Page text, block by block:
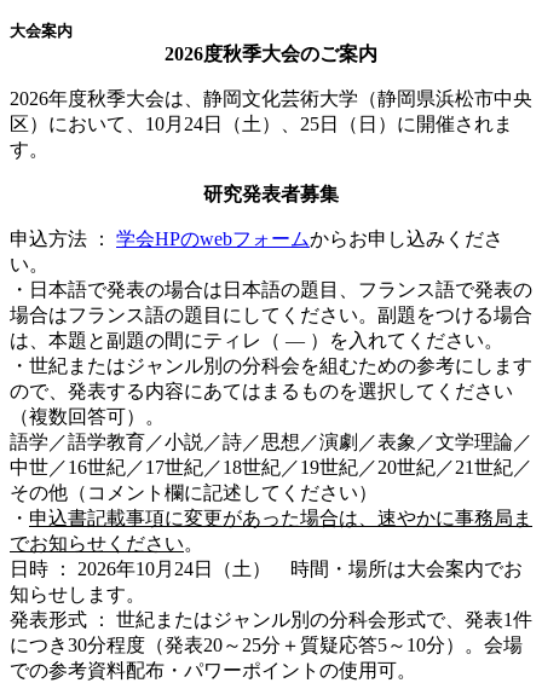
大会案内
2026度秋季大会のご案内
2026年度秋季大会は、静岡文化芸術大学（静岡県浜松市中央
区）において、10月24日（土）、25日（日）に開催されま
す。
研究発表者募集
申込方法 ： 学会HPのwebフォームからお申し込みくださ
い。
・日本語で発表の場合は日本語の題目、フランス語で発表の
場合はフランス語の題目にしてください。副題をつける場合
は、本題と副題の間にティレ（ ― ）を入れてください。
・世紀またはジャンル別の分科会を組むための参考にします
ので、発表する内容にあてはまるものを選択してください
（複数回答可）。
語学／語学教育／小説／詩／思想／演劇／表象／文学理論／
中世／16世紀／17世紀／18世紀／19世紀／20世紀／21世紀／
その他（コメント欄に記述してください）
・ 申込書記載事項に変更があった場合は、速やかに事務局ま
でお知らせください。
日時 ： 2026年10月24日（土） 時間・場所は大会案内でお
知らせします。
発表形式 ： 世紀またはジャンル別の分科会形式で、発表1件
につき30分程度（発表20～25分＋質疑応答5～10分）。会場
での参考資料配布・パワーポイントの使用可。